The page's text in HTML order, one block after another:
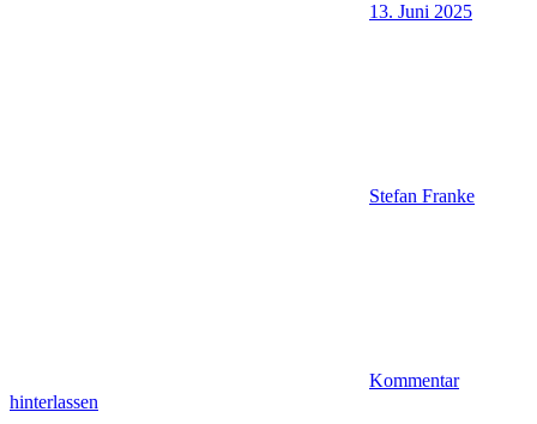
13. Juni 2025
Stefan Franke
Kommentar
hinterlassen